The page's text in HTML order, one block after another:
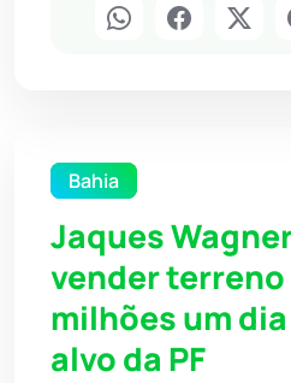
Bahia
Jaques
vender terreno
milhões um
alvo da PF